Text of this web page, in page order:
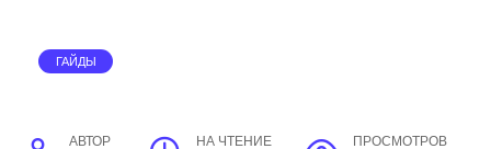
ГАЙДЫ
АВТОР НА ЧТЕНИЕ ПРОСМОТРОВ